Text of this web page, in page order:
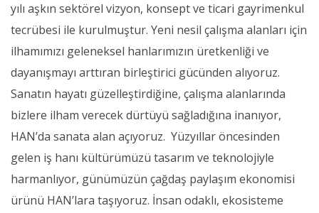
yılı aşkın sektörel vizyon, konsept ve ticari gayrimenkul
tecrübesi ile kurulmuştur. Yeni nesil çalışma alanları için
ilhamımızı geleneksel hanlarımızın üretkenliği ve
dayanışmayı arttıran birleştirici gücünden alıyoruz.
Sanatın hayatı güzelleştirdiğine, çalışma alanlarında
bizlere ilham verecek dürtüyü sağladığına inanıyor,
HAN’da sanata alan açıyoruz. Yüzyıllar öncesinden
gelen iş hanı kültürümüzü tasarım ve teknolojiyle
harmanlıyor, günümüzün çağdaş paylaşım ekonomisi
ürünü HAN’lara taşıyoruz. İnsan odaklı, ekosisteme